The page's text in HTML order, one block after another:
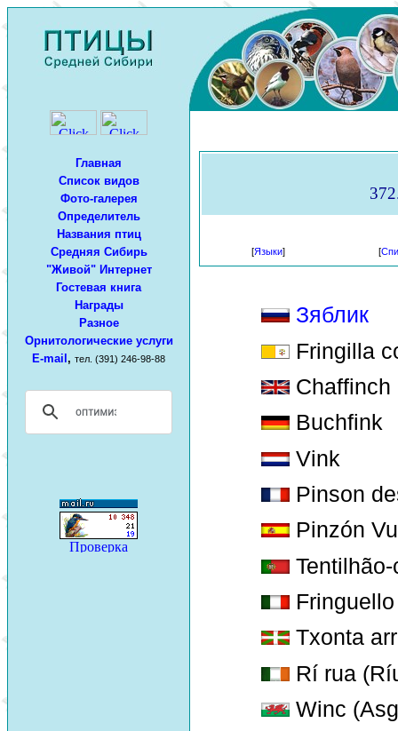
Главная
Список видов
Фото-галерея
Определитель
Названия птиц
Средняя Сибирь
"Живой" Интернет
Гостевая книга
Награды
Разное
Орнитологические услуги
E-mail , тел. (391) 246-98-88
[Языки] [
Зяблик
Fringilla
Chaffinch
Buchfink
Vink
Pinson
Pinzón
Txonta
Rí rua
Winc